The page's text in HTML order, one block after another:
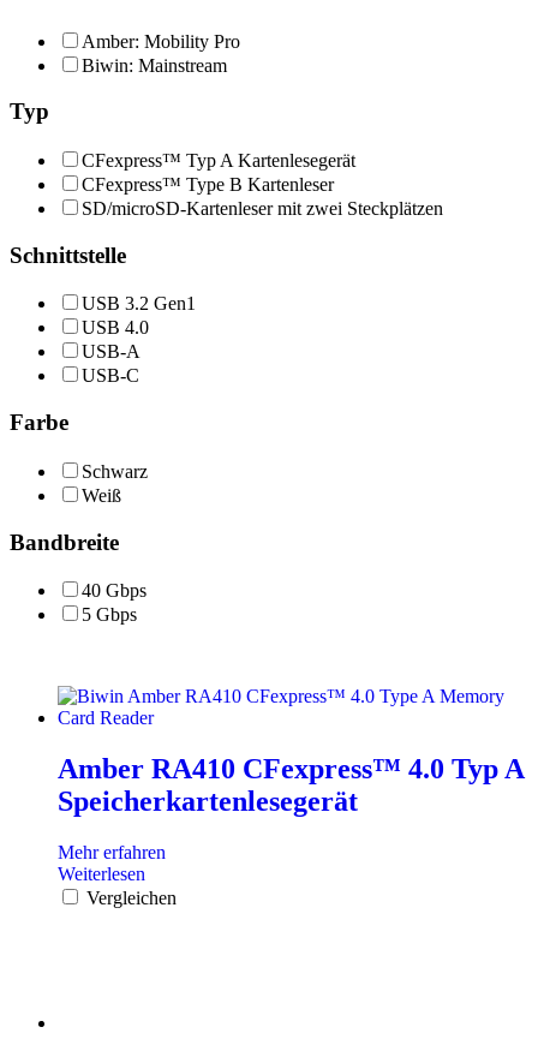
Amber: Mobility Pro
Biwin: Mainstream
Typ
CFexpress™ Typ A Kartenlesegerät
CFexpress™ Type B Kartenleser
SD/microSD-Kartenleser mit zwei Steckplätzen
Schnittstelle
USB 3.2 Gen1
USB 4.0
USB-A
USB-C
Farbe
Schwarz
Weiß
Bandbreite
40 Gbps
5 Gbps
Amber RA410 CFexpress™ 4.0 Typ A
Speicherkartenlesegerät
Mehr erfahren
Weiterlesen
Vergleichen